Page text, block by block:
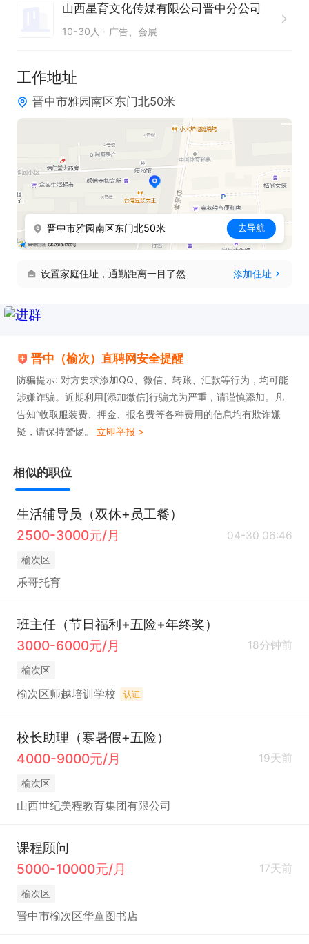
---请点申请职位→电话图标即可与企业沟通---
---联系时请说明是在晋中直聘网看到的信息---
山西星育文化传媒有限公司晋中分公司
10-30人 广告、会展
工作地址
晋中市雅园南区东门北50米
晋中市雅园南区东门北50米 去导航
设置家庭住址，通勤距离一目了然 添加住址
晋中（榆次）直聘网安全提醒
防骗提示: 对方要求添加QQ、微信、转账、汇款等行为，均可能
涉嫌诈骗。近期利用[添加微信]行骗尤为严重，请谨慎添加。凡
告知“收取服装费、押金、报名费等各种费用的信息均有欺诈嫌
疑，请保持警惕。 立即举报 >
相似的职位
生活辅导员（双休+员工餐）
2500-3000元/月
04-30 06:46
榆次区
乐哥托育
班主任（节日福利+五险+年终奖）
3000-6000元/月
18分钟前
榆次区
榆次区师越培训学校 认证
校长助理（寒暑假+五险）
4000-9000元/月
19天前
榆次区
山西世纪美程教育集团有限公司
课程顾问
5000-10000元/月
17天前
榆次区
晋中市榆次区华童图书店